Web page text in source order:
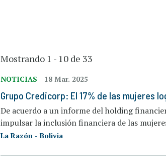
Mostrando 1 - 10 de 33
NOTICIAS 18 Mar. 2025
Grupo Credicorp: El 17% de las mujeres
De acuerdo a un informe del holding
impulsar la inclusión financiera de las
La Razón - Bolivia